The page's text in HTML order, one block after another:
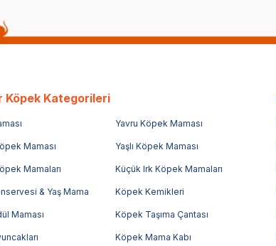
Köpek Kategorileri
Yavru Köpek Maması
Maması Yaşlı Köpek Maması
Mamaları Küçük Irk Köpek Mamaları
& Yaş Mama Köpek Kemikleri
Maması Köpek Taşıma Çantası
Köpek Mama Kabı